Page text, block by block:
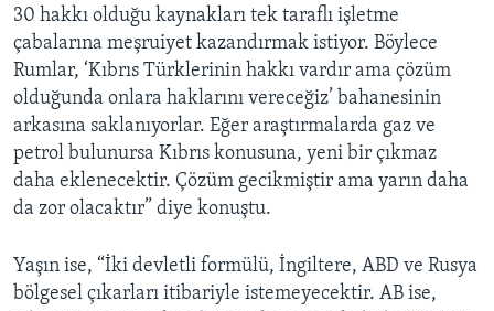
30 hakkı olduğu kaynakları tek taraflı işletme
çabalarına meşruiyet kazandırmak istiyor. Böylece
Rumlar, ‘Kıbrıs Türklerinin hakkı vardır ama çözüm
olduğunda onlara haklarını vereceğiz’ bahanesinin
arkasına saklanıyorlar. Eğer araştırmalarda gaz ve
petrol bulunursa Kıbrıs konusuna, yeni bir çıkmaz
daha eklenecektir. Çözüm gecikmiştir ama yarın daha
da zor olacaktır” diye konuştu.
Yaşın ise, “İki devletli formülü, İngiltere, ABD ve Rusya
bölgesel çıkarları itibariyle istemeyecektir. AB ise,